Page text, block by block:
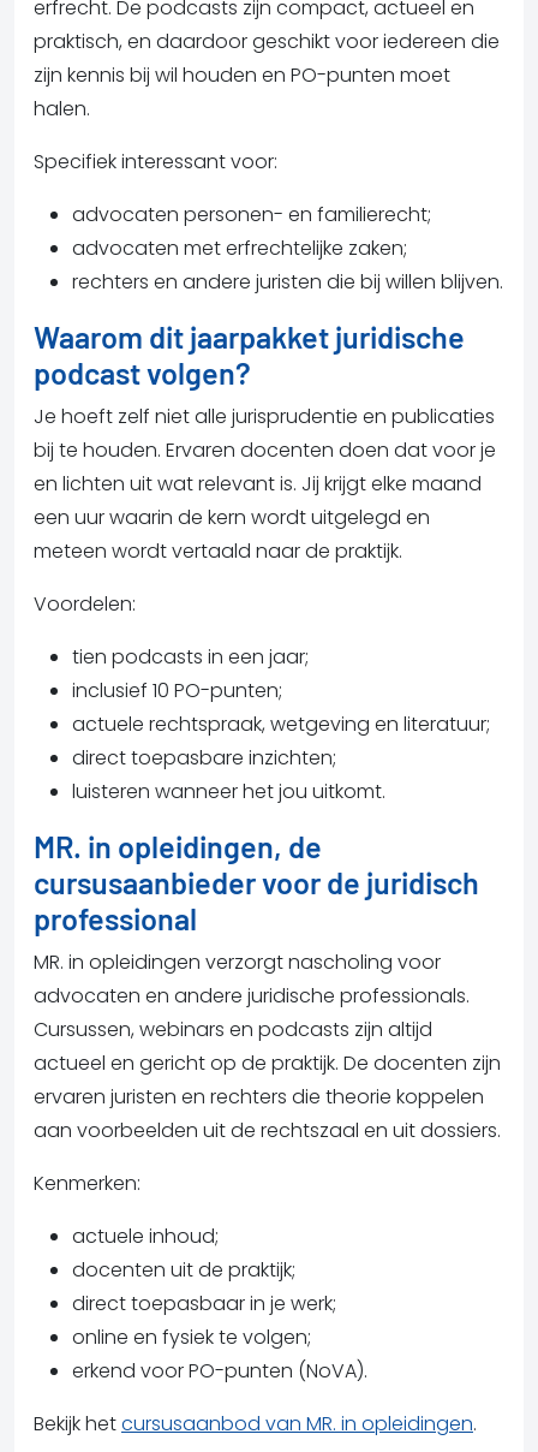
erfrecht. De podcasts zijn compact, actueel en
praktisch, en daardoor geschikt voor iedereen die
zijn kennis bij wil houden en PO-punten moet
halen.
Specifiek interessant voor:
advocaten personen- en familierecht;
advocaten met erfrechtelijke zaken;
rechters en andere juristen die bij willen blijven.
Waarom dit jaarpakket juridische
podcast volgen?
Je hoeft zelf niet alle jurisprudentie en publicaties
bij te houden. Ervaren docenten doen dat voor je
en lichten uit wat relevant is. Jij krijgt elke maand
een uur waarin de kern wordt uitgelegd en
meteen wordt vertaald naar de praktijk.
Voordelen:
tien podcasts in een jaar;
inclusief 10 PO-punten;
actuele rechtspraak, wetgeving en literatuur;
direct toepasbare inzichten;
luisteren wanneer het jou uitkomt.
MR. in opleidingen, de
cursusaanbieder voor de juridisch
professional
MR. in opleidingen verzorgt nascholing voor
advocaten en andere juridische professionals.
Cursussen, webinars en podcasts zijn altijd
actueel en gericht op de praktijk. De docenten zijn
ervaren juristen en rechters die theorie koppelen
aan voorbeelden uit de rechtszaal en uit dossiers.
Kenmerken:
actuele inhoud;
docenten uit de praktijk;
direct toepasbaar in je werk;
online en fysiek te volgen;
erkend voor PO-punten (NoVA).
Bekijk hetcursusaanbod van MR. in opleidingen.